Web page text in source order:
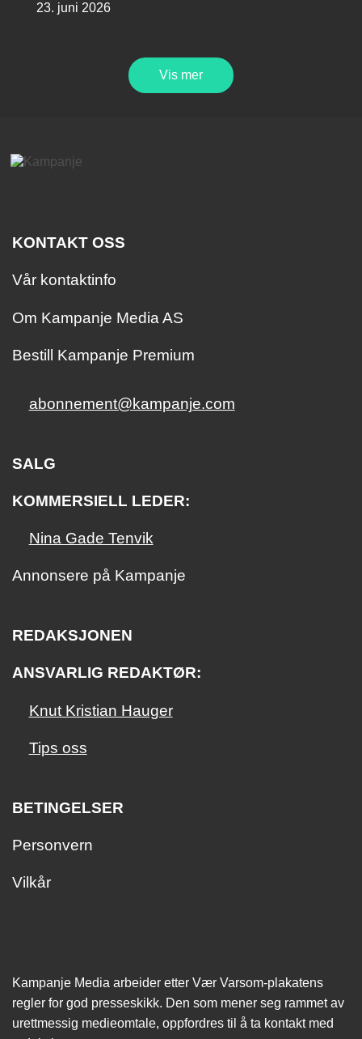
23. juni 2026
Vis mer
KONTAKT OSS
Vår kontaktinfo
Om Kampanje Media AS
Bestill Kampanje Premium
abonnement@kampanje.com
SALG
KOMMERSIELL LEDER:
Nina Gade Tenvik
Annonsere på Kampanje
REDAKSJONEN
ANSVARLIG REDAKTØR:
Knut Kristian Hauger
Tips oss
BETINGELSER
Personvern
Vilkår
Kampanje Media arbeider etter Vær Varsom-plakatens
regler for god presseskikk. Den som mener seg rammet av
urettmessig medie­omtale, oppfordres til å ta kontakt med